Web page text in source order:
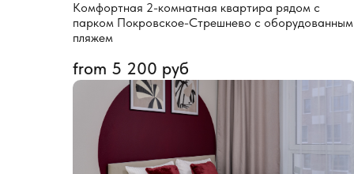
Комфортная 2-комнатная квартира рядом с
парком Покровское-Стрешнево с оборудованным
пляжем
from 5 200 руб